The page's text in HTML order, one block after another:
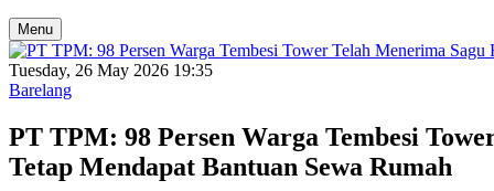
Menu
Tuesday, 26 May 2026 19:35
Barelang
PT TPM: 98 Persen Warga Tembesi
Tetap Mendapat Bantuan Sewa Rumah